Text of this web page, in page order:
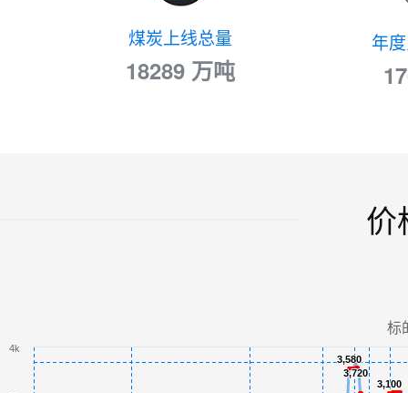
煤炭上线总量
18289 万吨
年
价
标
3,580
3,580
3,720
3,720
3,100
3,100
4k